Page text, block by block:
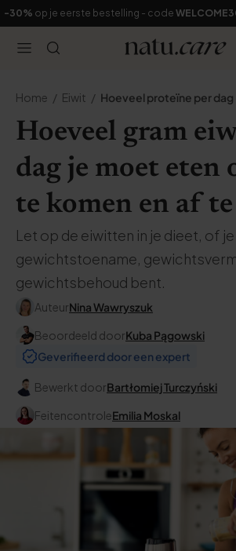
-30% op je eerste bestelling - code
Home Eiwit Hoeveel proteïne per dag
Hoeveel gram
dag je moet eten
te komen en af
Let op de eiwitten in je dieet, of je
gewichtstoename,
gewichtsbehoud bent.
AuteurNina Wawryszuk
Beoordeeld doorKuba Pągowski
Geverifieerd door een expert
Bewerkt doorBartłomiej Turczyński
FeitencontroleEmilia Moskal